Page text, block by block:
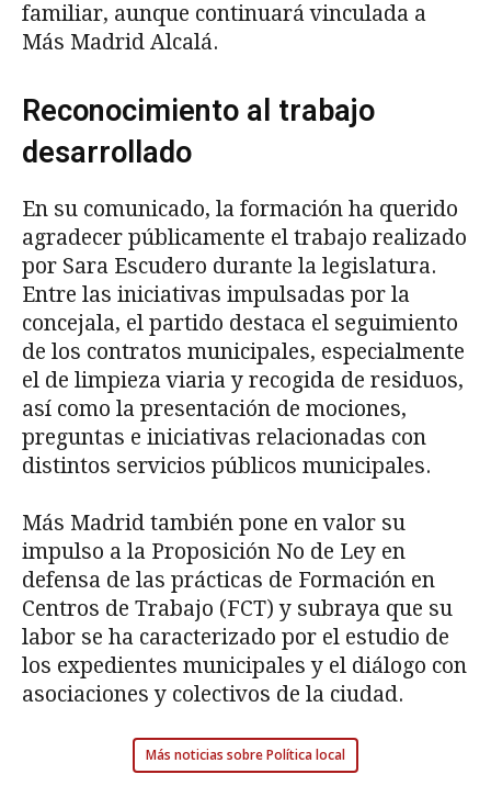
familiar, aunque continuará vinculada a
Más Madrid Alcalá.
Reconocimiento al trabajo
desarrollado
En su comunicado, la formación ha querido
agradecer públicamente el trabajo realizado
por Sara Escudero durante la legislatura.
Entre las iniciativas impulsadas por la
concejala, el partido destaca el seguimiento
de los contratos municipales, especialmente
el de limpieza viaria y recogida de residuos,
así como la presentación de mociones,
preguntas e iniciativas relacionadas con
distintos servicios públicos municipales.
Más Madrid también pone en valor su
impulso a la Proposición No de Ley en
defensa de las prácticas de Formación en
Centros de Trabajo (FCT) y subraya que su
labor se ha caracterizado por el estudio de
los expedientes municipales y el diálogo con
asociaciones y colectivos de la ciudad.
Más noticias sobre Política local